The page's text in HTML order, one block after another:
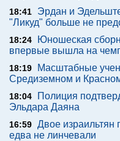
18:41
Эрдан и
"Ликуд" больше не
18:24
Юношеская
впервые вышла на
18:19
Масштабные
Средиземном и
18:04
Полиция
Эльдара Даяна
16:59 Двое израильтян
едва не линчевали